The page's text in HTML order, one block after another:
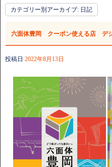
カテゴリー別アーカイブ: 日記
六面体豊岡 クーポン使える店 デ
投稿日 2022年8月13日